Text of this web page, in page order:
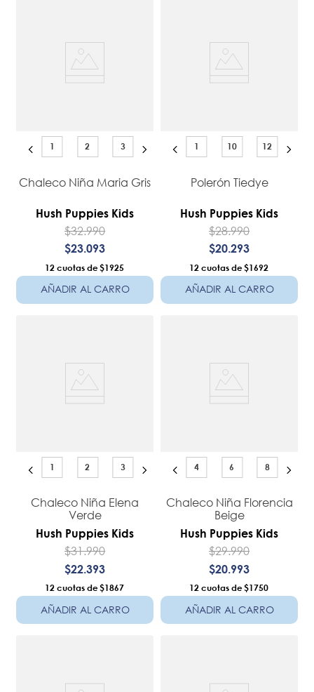
1 2 3
Chaleco Niña Maria Gris
Hush Puppies Kids
$32.990
$23.093
12 $1925
AÑADIR AL CARRO
1 10 12
Polerón Tiedye
Hush Puppies Kids
$28.990
$20.293
12 $1692
AÑADIR AL CARRO
1 2 3
Chaleco Niña Elena
Verde
Hush Puppies Kids
$31.990
$22.393
12 $1867
AÑADIR AL CARRO
4 6 8
Chaleco Niña Florencia
Beige
Hush Puppies Kids
$29.990
$20.993
12 $1750
AÑADIR AL CARRO